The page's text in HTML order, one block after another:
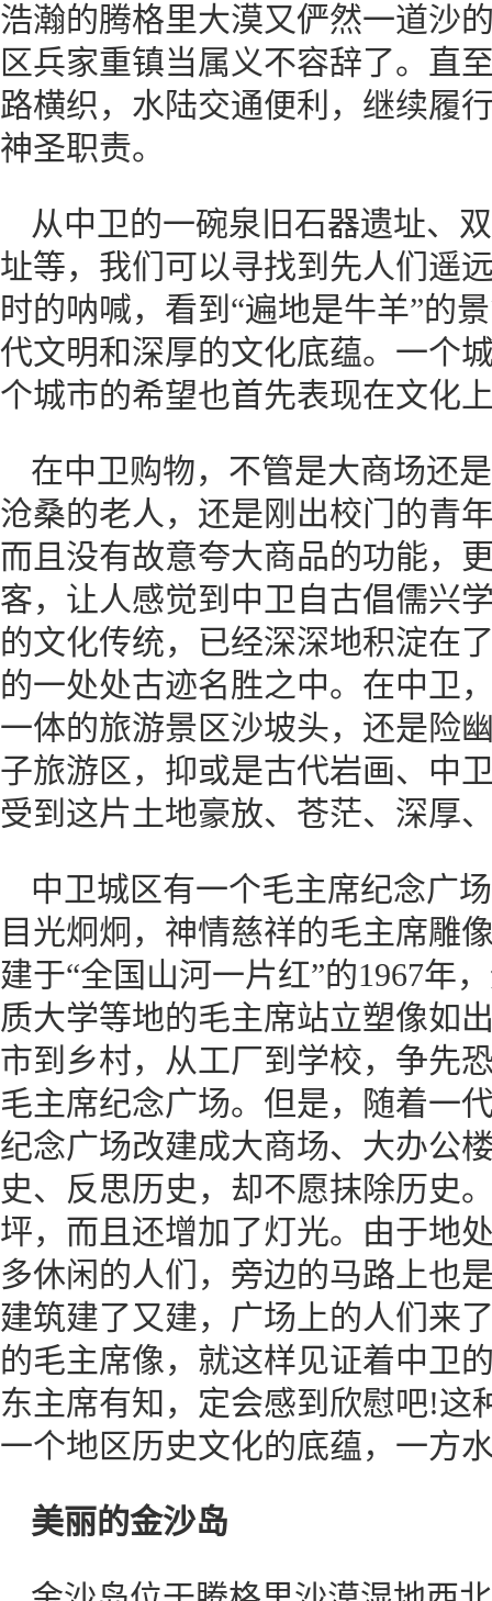
浩瀚的腾格里大漠又俨然一道沙
区兵家重镇当属义不容辞了。直
路横织，水陆交通便利，继续履
神圣职责。
从中卫的一碗泉旧石器遗址、
址等，我们可以寻找到先人们遥
时的呐喊，看到“遍地是牛羊”的
代文明和深厚的文化底蕴。一个
个城市的希望也首先表现在文化
在中卫购物，不管是大商场还
沧桑的老人，还是刚出校门的青
而且没有故意夸大商品的功能，
客，让人感觉到中卫自古倡儒兴
的文化传统，已经深深地积淀在
的一处处古迹名胜之中。在中卫
一体的旅游景区沙坡头，还是险
子旅游区，抑或是古代岩画、中
受到这片土地豪放、苍茫、深厚
中卫城区有一个毛主席纪念广
目光炯炯，神情慈祥的毛主席雕
建于“全国山河一片红”的1967年
质大学等地的毛主席站立塑像如
市到乡村，从工厂到学校，争先
毛主席纪念广场。但是，随着一
纪念广场改建成大商场、大办公
史、反思历史，却不愿抹除历史
坪，而且还增加了灯光。由于地
多休闲的人们，旁边的马路上也
建筑建了又建，广场上的人们来
的毛主席像，就这样见证着中卫
东主席有知，定会感到欣慰吧!这
一个地区历史文化的底蕴，一
美丽的金沙岛